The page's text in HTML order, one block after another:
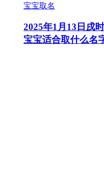
宝宝取名
2025年1月13日戌
宝宝适合取什么名